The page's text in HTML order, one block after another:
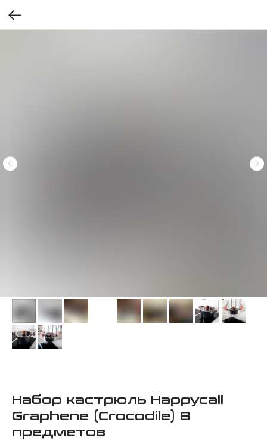
Набор кастрюль Happycall
Graphene (Crocodile) 8
предметов